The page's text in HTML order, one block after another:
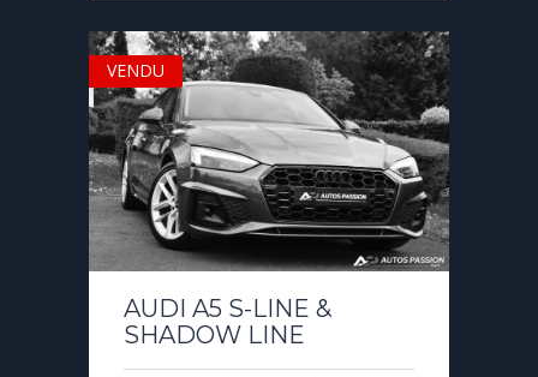
AUDI A5 S-LINE &
SHADOW LINE
VENDU